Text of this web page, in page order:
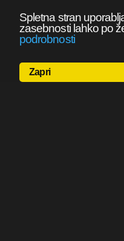
Spletna stran
zasebnosti lahko po
podrobnosti
Zapri